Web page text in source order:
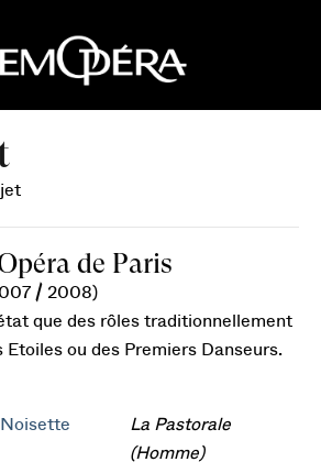
de Paris
/ 2008)
que des rôles traditionnellement
ou des Premiers Danseurs.
La Pastorale
(Homme)